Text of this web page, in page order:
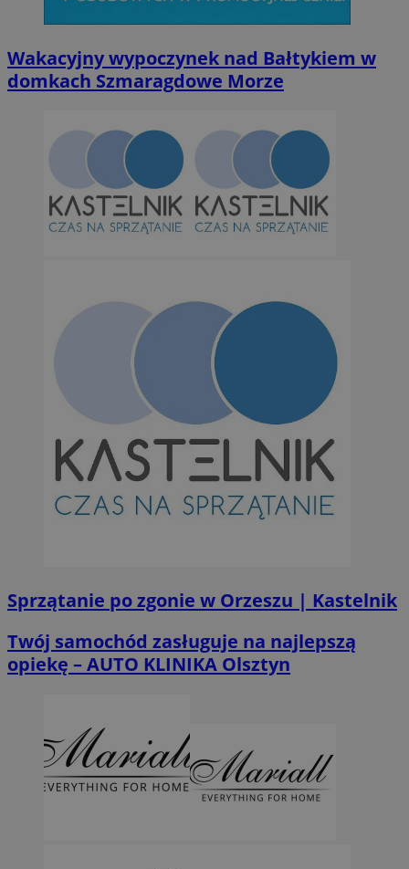
Wakacyjny wypoczynek nad Bałtykiem w
domkach Szmaragdowe Morze
Sprzątanie po zgonie w Orzeszu | Kastelnik
Twój samochód zasługuje na najlepszą
opiekę – AUTO KLINIKA Olsztyn